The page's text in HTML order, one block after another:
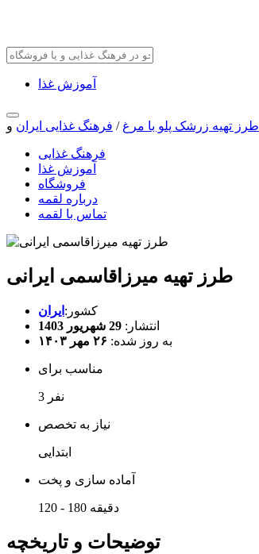
آموزش غذا
طرز تهیه زرشک پلو با مرغ / فرهنگ غذایی ایران
فرهنگ غذایی
آموزش غذا
فروشگاه
درباره لقمه
تماس با لقمه
طرز تهیه میرزاقاسمی ایرانی
کشور: ایران
انتشار:
به روز شده:
مناسب برای
3 نفر
نیاز به تخصص
ابتدایی
آماده سازی و پخت
120 - 180 دقیقه
توضیحات و تاریخچه